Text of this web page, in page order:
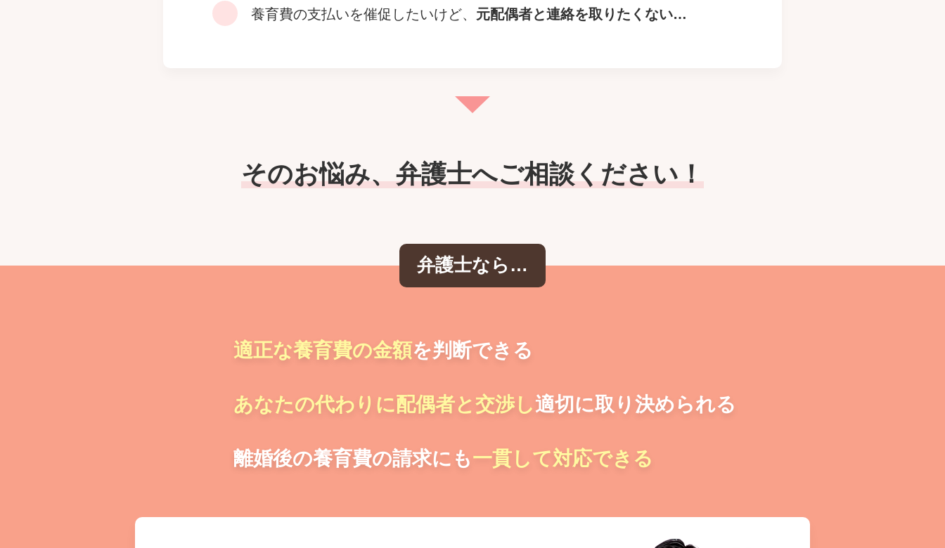
養育費の支払いを催促したいけど、 元配偶者と連絡を取りたくない…
そのお悩み、弁護士へご相談ください！
弁護士なら…
適正な養育費の金額を判断できる
あなたの代わりに配偶者と交渉し適切に取り決められる
離婚後の養育費の請求にも一貫して対応できる